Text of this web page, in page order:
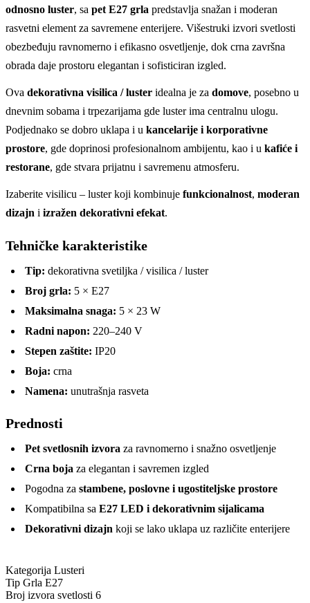
odnosno luster, sa pet E27 grla predstavlja snažan i moderan
rasvetni element za savremene enterijere. Višestruki izvori svetlosti
obezbeđuju ravnomerno i efikasno osvetljenje, dok crna završna
obrada daje prostoru elegantan i sofisticiran izgled.
Ova dekorativna visilica / luster idealna je za domove, posebno u
dnevnim sobama i trpezarijama gde luster ima centralnu ulogu.
Podjednako se dobro uklapa i u kancelarije i korporativne
prostore, gde doprinosi profesionalnom ambijentu, kao i u kafiće i
restorane, gde stvara prijatnu i savremenu atmosferu.
Izaberite visilicu – luster koji kombinuje funkcionalnost, moderan
dizajn i izražen dekorativni efekat.
Tehničke karakteristike
Tip: dekorativna svetiljka / visilica / luster
Broj grla: 5 × E27
Maksimalna snaga: 5 × 23 W
Radni napon: 220–240 V
Stepen zaštite: IP20
Boja: crna
Namena: unutrašnja rasveta
Prednosti
Pet svetlosnih izvora za ravnomerno i snažno osvetljenje
Crna boja za elegantan i savremen izgled
Pogodna za stambene, poslovne i ugostiteljske prostore
Kompatibilna sa E27 LED i dekorativnim sijalicama
Dekorativni dizajn koji se lako uklapa uz različite enterijere
Kategorija Lusteri
Tip Grla E27
Broj izvora svetlosti 6